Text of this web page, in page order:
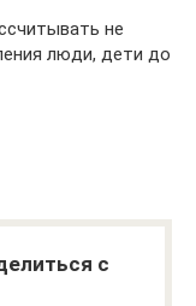
не
люди, дети до
с